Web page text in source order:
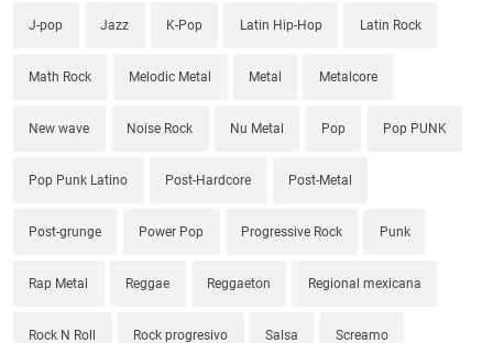
J-pop Jazz K-Pop Latin Hip-Hop Latin Rock
Math Rock Melodic Metal Metal Metalcore
New wave Noise Rock Nu Metal Pop Pop PUNK
Pop Punk Latino Post-Hardcore Post-Metal
Post-grunge Power Pop Progressive Rock Punk
Rap Metal Reggae Reggaeton Regional mexicana
Rock N Roll Rock progresivo Salsa Screamo